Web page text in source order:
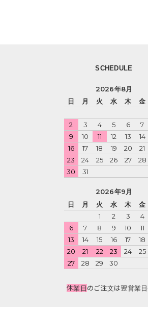
SCHEDULE
2026年8月
日
月 火 水 木 金
2
3 4 5 6 7
9
10 11 12 13 14
16
17 18 19 20 21
23
24 25 26 27 28
30
31
2026年9月
日
月 火 水 木 金
1
2 3 4
6
7 8 9 10 11
13
14 15 16 17 18
20
21 22 23 24 25
27
28 29 30
休業日のご注文は翌営業